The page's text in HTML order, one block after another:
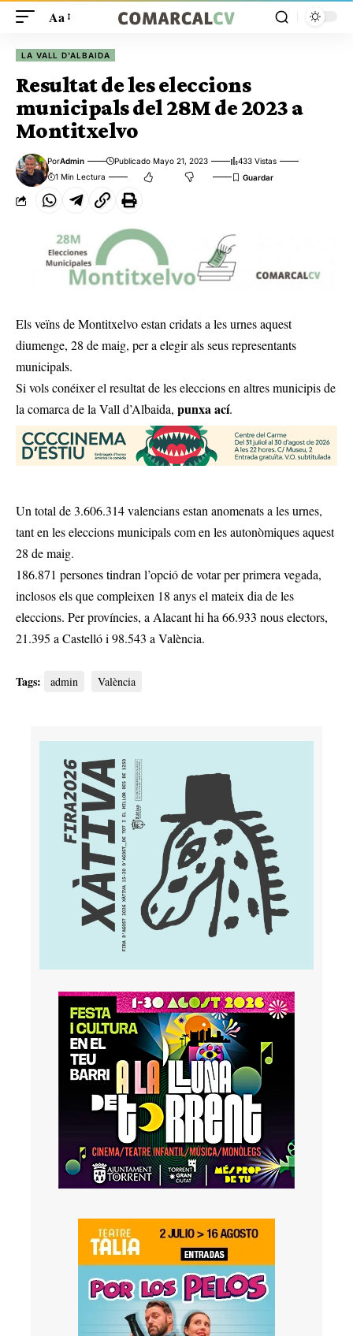
Aa
LA VALL D'ALBAIDA
Resultat de les eleccions
municipals del 28M de 2023 a
Montitxelvo
PorAdmin Publicado Mayo 21, 2023
433 Vistas
1 Min Lectura
Els veïns de Montitxelvo estan cridats a les urnes aquest
diumenge, 28 de maig, per a elegir als seus representants
municipals.
Si vols conéixer el resultat de les eleccions en altres municipis de
la comarca de la Vall d’Albaida, punxa ací.
Un total de 3.606.314 valencians estan anomenats a les urnes,
tant en les eleccions municipals com en les autonòmiques aquest
28 de maig.
186.871 persones tindran l’opció de votar per primera vegada,
inclosos els que compleixen 18 anys el mateix dia de les
eleccions. Per províncies, a Alacant hi ha 66.933 nous electors,
21.395 a Castelló i 98.543 a València.
Tags: admin València